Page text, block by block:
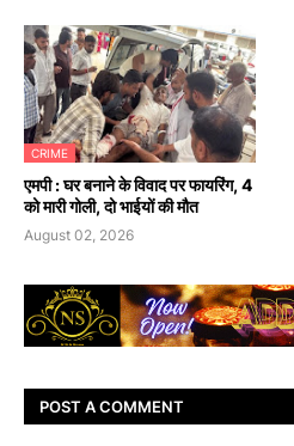
CRIME
एमपी : घर बनाने के विवाद पर फायरिंग, 4
को मारी गोली, दो भाईयों की मौत
August 02, 2026
POST A COMMENT